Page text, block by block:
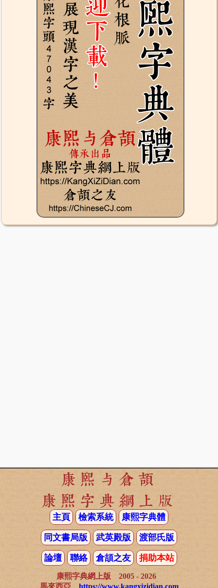
康熙与倉頡
康熙字典網上版
主頁 檢索系統 康熙字典體
同文書局版 武英殿版 渡部氏版
論壇 聯絡 倉頡之友 捐助本站
康熙字典網上版 2005 - 2026
馬來西亞 https://www.kangxizidian.com